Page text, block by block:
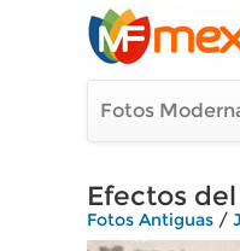
Fotos
Efectos
Fotos Antiguas /